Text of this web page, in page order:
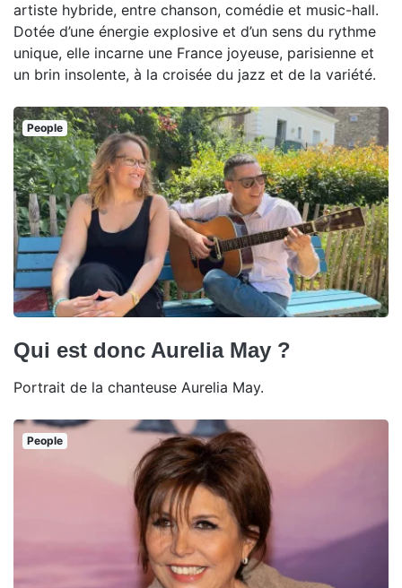
artiste hybride, entre chanson, comédie et music-hall.
Dotée d’une énergie explosive et d’un sens du rythme
unique, elle incarne une France joyeuse, parisienne et
un brin insolente, à la croisée du jazz et de la variété.
People
Qui est donc Aurelia May ?
Portrait de la chanteuse Aurelia May.
People